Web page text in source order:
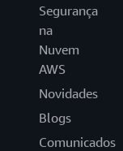
Segurança
na
Nuvem
AWS
Novidades
Blogs
Comunicados